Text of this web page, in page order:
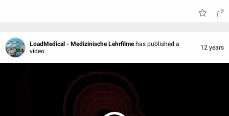
LoadMedical - Medizinische Lehrfilme has published a
video.
12 years